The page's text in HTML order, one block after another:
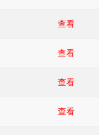
查看
查看
查看
查看